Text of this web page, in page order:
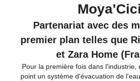
Moya'Cici
Partenariat avec des
premier plan telles que
et Zara Home
Pour la première fois dans l'industrie,
point un système d'évacuation de